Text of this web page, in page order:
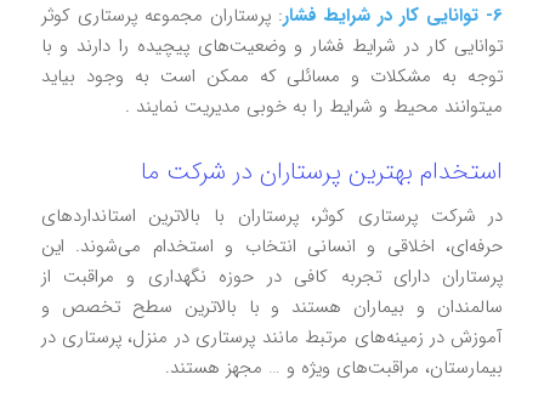
6- توانایی کار در شرایط فشار
: پرستاران مجموعه پرستاری کوثر
توانایی کار در شرایط فشار و وضعیت‌های پیچیده را دارند و با
توجه به مشکلات و مسائلی که ممکن است به وجود بیاید
میتوانند محیط و شرایط را به خوبی مدیریت نمایند .
استخدام بهترین پرستاران در شرکت ما
در شرکت پرستاری کوثر، پرستاران با بالاترین استانداردهای
حرفه‌ای، اخلاقی و انسانی انتخاب و استخدام می‌شوند. این
پرستاران دارای تجربه کافی در حوزه نگهداری و مراقبت از
سالمندان و بیماران هستند و با بالاترین سطح تخصص و
آموزش در زمینه‌های مرتبط مانند پرستاری در منزل، پرستاری در
بیمارستان، مراقبت‌های ویژه و … مجهز هستند.